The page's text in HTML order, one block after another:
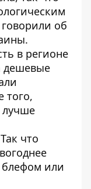
об
в регионе
дешевые
того,
лучше
что
или